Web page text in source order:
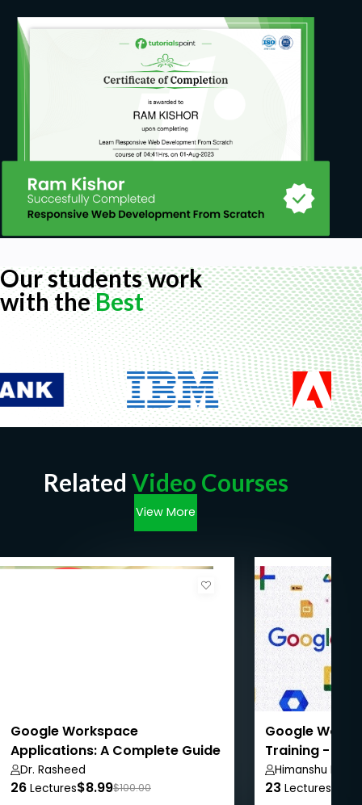
Our students work
with theBest
Related Video Courses
View More
Google Workspace
Applications: A Complete Guide
Dr. Rasheed
26 Lectures$8.99$100.00
Google
Training -
Level
Himanshu
23 Lectures